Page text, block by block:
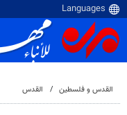
القدس و فلسطین القدس